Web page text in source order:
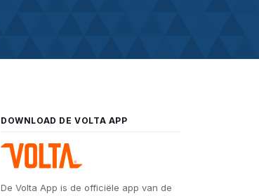
DOWNLOAD DE VOLTA APP
De Volta App is de officiële app van de